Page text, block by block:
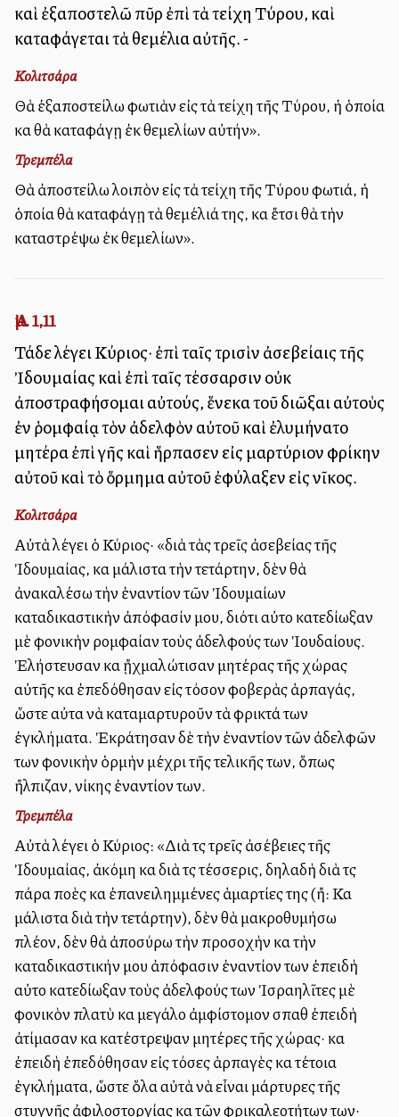
καὶ ἐξαποστελῶ πῦρ ἐπὶ τὰ τείχη Τύρου, καὶ
καταφάγεται τὰ θεμέλια αὐτῆς. -
Κολιτσάρα
Θὰ ἐξαποστείλω φωτιὰν εἰς τὰ τείχη τῆς Τύρου, ἡ ὁποία
καὶ θὰ καταφάγῃ ἐκ θεμελίων αὐτήν».
Τρεμπέλα
Θὰ ἀποστείλω λοιπὸν εἰς τὰ τείχη τῆς Τύρου φωτιά, ἡ
ὁποία θὰ καταφάγῃ τὰ θεμέλιά της, καὶ ἔτσι θὰ τὴν
καταστρέψω ἐκ θεμελίων».
Ἀμ. 1,11
Τάδε λέγει Κύριος· ἐπὶ ταῖς τρισὶν ἀσεβείαις τῆς
Ἰδουμαίας καὶ ἐπὶ ταῖς τέσσαρσιν οὐκ
ἀποστραφήσομαι αὐτούς, ἕνεκα τοῦ διῶξαι αὐτοὺς
ἐν ῥομφαίᾳ τὸν ἀδελφὸν αὐτοῦ καὶ ἐλυμήνατο
μητέρα ἐπὶ γῆς καὶ ἥρπασεν εἰς μαρτύριον φρίκην
αὐτοῦ καὶ τὸ ὅρμημα αὐτοῦ ἐφύλαξεν εἰς νῖκος.
Κολιτσάρα
Αὐτὰ λέγει ὁ Κύριος· «διὰ τὰς τρεῖς ἀσεβείας τῆς
Ἰδουμαίας, καὶ μάλιστα τὴν τετάρτην, δὲν θὰ
ἀνακαλέσω τὴν ἐναντίον τῶν Ἰδουμαίων
καταδικαστικὴν ἀπόφασίν μου, διότι αὐτοὶ κατεδίωξαν
μὲ φονικὴν ρομφαίαν τοὺς ἀδελφούς των Ἰουδαίους.
Ἐλήστευσαν καὶ ᾔχμαλώτισαν μητέρας τῆς χώρας
αὐτῆς καὶ ἐπεδόθησαν εἰς τόσον φοβερὰς ἁρπαγάς,
ὥστε αὐταὶ νὰ καταμαρτυροῦν τὰ φρικτά των
ἐγκλήματα. Ἐκράτησαν δὲ τὴν ἐναντίον τῶν ἀδελφῶν
των φονικὴν ὁρμὴν μέχρι τῆς τελικῆς των, ὅπως
ἤλπιζαν, νίκης ἐναντίον των.
Τρεμπέλα
Αὐτὰ λέγει ὁ Κύριος: «Διὰ τὶς τρεῖς ἀσέβειες τῆς
Ἰδουμαίας, ἀκόμη καὶ διὰ τὶς τέσσερις, δηλαδὴ διὰ τὶς
πάρα πολλὲς καὶ ἐπανειλημμένες ἁμαρτίες της (ἤ: Καὶ
μάλιστα διὰ τὴν τετάρτην), δὲν θὰ μακροθυμήσω
πλέον, δὲν θὰ ἀποσύρω τὴν προσοχὴν καὶ τὴν
καταδικαστικήν μου ἀπόφασιν ἐναντίον των ἐπειδὴ
αὐτοὶ κατεδίωξαν τοὺς ἀδελφούς των Ἰσραηλῖτες μὲ
φονικὸν πλατὺ καὶ μεγάλο ἀμφίστομον σπαθὶ ἐπειδὴ
ἀτίμασαν καὶ κατέστρεψαν μητέρες τῆς χώρας· καὶ
ἐπειδὴ ἐπεδόθησαν εἰς τόσες ἁρπαγὲς καὶ τέτοια
ἐγκλήματα, ὥστε ὅλα αὐτὰ νὰ εἶναι μάρτυρες τῆς
στυγνῆς ἀφιλοστοργίας καὶ τῶν φρικαλεοτήτων των·